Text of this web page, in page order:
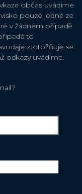
občas uvádíme
pouze jedné ze
v žádném případě
to
ztotožňuje se
odkazy uvádíme.